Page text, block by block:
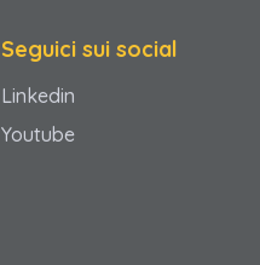
Seguici sui social
Linkedin
Youtube